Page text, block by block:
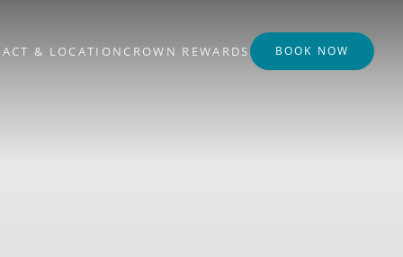
& LOCATION CROWN REWARDS BOOK NOW